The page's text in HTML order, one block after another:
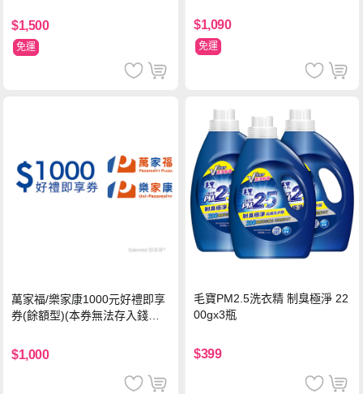
$1,500
免運
$1,090
免運
萬家福/樂家康1000元好禮即享
券(餘額型)(本券無法存入錢包
$1,000
毛寶PM2.5洗衣精 制臭極淨 22
00gx3瓶
$399